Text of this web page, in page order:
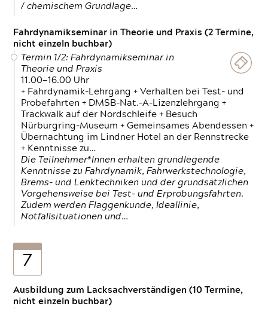
/ chemischem Grundlage…
Fahrdynamikseminar in Theorie und Praxis (2 Termine,
nicht einzeln buchbar)
Termin 1/2: Fahrdynamikseminar in
Theorie und Praxis
11.00—16.00 Uhr
+ Fahrdynamik-Lehrgang + Verhalten bei Test- und
Probefahrten + DMSB-Nat.-A-Lizenzlehrgang +
Trackwalk auf der Nordschleife + Besuch
Nürburgring-Museum + Gemeinsames Abendessen +
Übernachtung im Lindner Hotel an der Rennstrecke
+ Kenntnisse zu…
Die Teilnehmer*Innen erhalten grundlegende
Kenntnisse zu Fahrdynamik, Fahrwerkstechnologie,
Brems- und Lenktechniken und der grundsätzlichen
Vorgehensweise bei Test- und Erprobungsfahrten.
Zudem werden Flaggenkunde, Ideallinie,
Notfallsituationen und…
7
Ausbildung zum Lacksachverständigen (10 Termine,
nicht einzeln buchbar)